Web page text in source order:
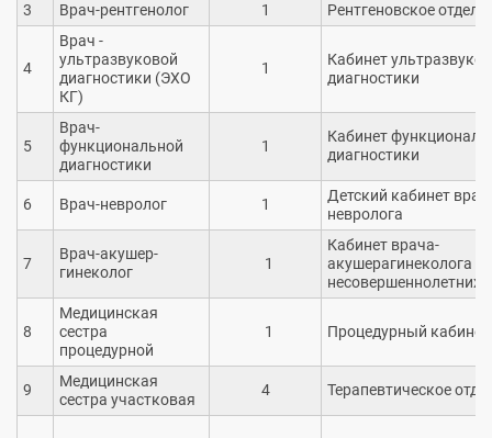
3 Врач-рентгенолог 1 Рентгеновское
4
Врач -
ультразвуковой
диагностики (ЭХО
КГ)
1
Кабинет
диагностики
5
Врач-
функциональной
диагностики
1
Кабинет
диагностики
6 Врач-невролог 1
Детский кабинет
невролога
7
Врач-акушер-
гинеколог
1
Кабинет врача-
акушерагинеколога
несовершеннолетних
8
Медицинская
сестра
процедурной
1 Процедурный кабинет
9
Медицинская
сестра участковая
4 Терапевтическое